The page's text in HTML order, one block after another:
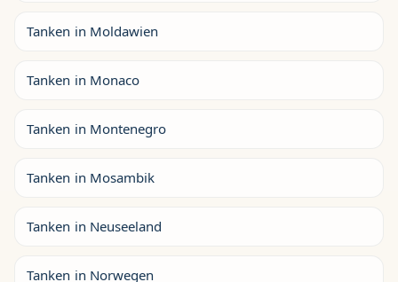
Tanken in Moldawien
Tanken in Monaco
Tanken in Montenegro
Tanken in Mosambik
Tanken in Neuseeland
Tanken in Norwegen